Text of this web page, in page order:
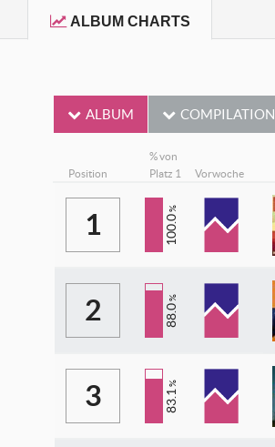
ALBUM CHARTS
ALBUM COMPILATION
Position
% von
Platz 1
Vorwoche
1 100.0
%
2 88.0
%
3 83.1
%